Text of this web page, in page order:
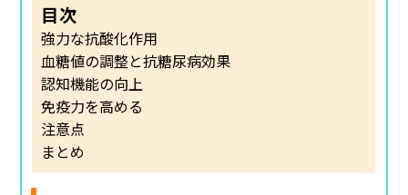
目次
強力な抗酸化作用
血糖値の調整と抗糖尿病効果
認知機能の向上
免疫力を高める
注意点
まとめ